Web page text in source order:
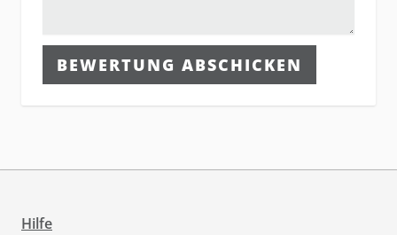
BEWERTUNG ABSCHICKEN
Hilfe